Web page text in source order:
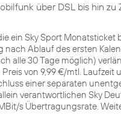
ein Sky Sport Monatsticket
Ablauf des ersten
alle 30 Tage möglich)
von 9,99 €/mtl.
einer separaten
verantwortlichen Sky
s Übertragungsrate.